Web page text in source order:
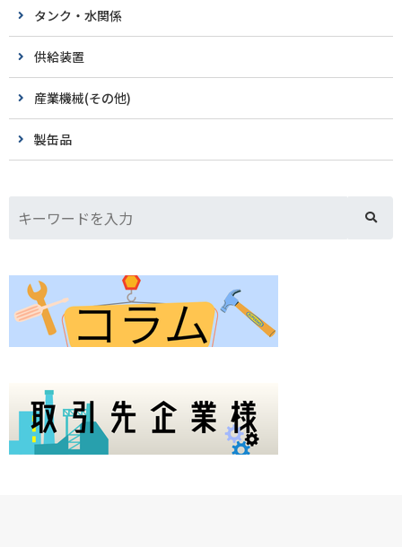
タンク・水関係
供給装置
産業機械(その他)
製缶品